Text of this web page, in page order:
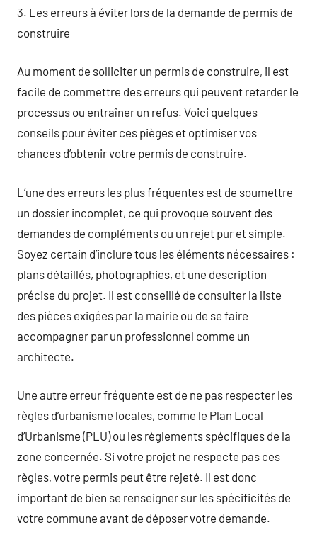
3. Les erreurs à éviter lors de la demande de permis de
construire
Au moment de solliciter un permis de construire, il est
facile de commettre des erreurs qui peuvent retarder le
processus ou entraîner un refus. Voici quelques
conseils pour éviter ces pièges et optimiser vos
chances d’obtenir votre permis de construire.
L’une des erreurs les plus fréquentes est de soumettre
un dossier incomplet, ce qui provoque souvent des
demandes de compléments ou un rejet pur et simple.
Soyez certain d’inclure tous les éléments nécessaires :
plans détaillés, photographies, et une description
précise du projet. Il est conseillé de consulter la liste
des pièces exigées par la mairie ou de se faire
accompagner par un professionnel comme un
architecte.
Une autre erreur fréquente est de ne pas respecter les
règles d’urbanisme locales, comme le Plan Local
d’Urbanisme (PLU) ou les règlements spécifiques de la
zone concernée. Si votre projet ne respecte pas ces
règles, votre permis peut être rejeté. Il est donc
important de bien se renseigner sur les spécificités de
votre commune avant de déposer votre demande.